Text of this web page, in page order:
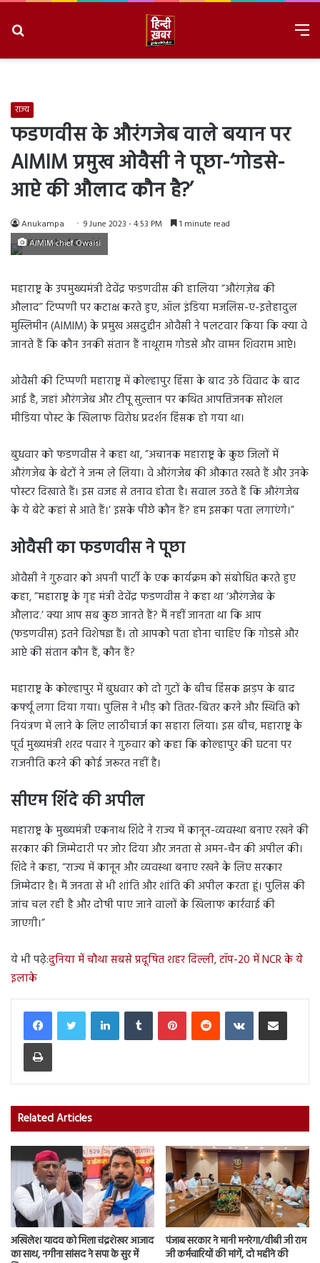
राज्य
फडणवीस के औरंगजेब वाले बयान पर
AIMIM प्रमुख ओवैसी ने पूछा-‘गोडसे-
आप्टे की औलाद कौन है?’
Anukampa 9 June 2023 - 4:53 PM 1 minute read
AIMIM chief Owaisi
महाराष्ट्र के उपमुख्यमंत्री देवेंद्र फडणवीस की हालिया “औरंगज़ेब की
औलाद” टिप्पणी पर कटाक्ष करते हुए, ऑल इंडिया मजलिस-ए-इत्तेहादुल
मुस्लिमीन (AIMIM) के प्रमुख असदुद्दीन ओवैसी ने पलटवार किया कि क्या वे
जानते हैं कि कौन उनकी संतान हैं नाथूराम गोडसे और वामन शिवराम आप्टे।
ओवैसी की टिप्पणी महाराष्ट्र में कोल्हापुर हिंसा के बाद उठे विवाद के बाद
आई है, जहां औरंगजेब और टीपू सुल्तान पर कथित आपत्तिजनक सोशल
मीडिया पोस्ट के खिलाफ विरोध प्रदर्शन हिंसक हो गया था।
बुधवार को फडणवीस ने कहा था, ”अचानक महाराष्ट्र के कुछ जिलों में
औरंगजेब के बेटों ने जन्म ले लिया। वे औरंगजेब की औकात रखते हैं और उनके
पोस्टर दिखाते हैं। इस वजह से तनाव होता है। सवाल उठते हैं कि औरंगजेब
के ये बेटे कहां से आते हैं।’ इसके पीछे कौन हैं? हम इसका पता लगाएंगे।”
ओवैसी का फडणवीस ने पूछा
ओवैसी ने गुरुवार को अपनी पार्टी के एक कार्यक्रम को संबोधित करते हुए
कहा, ”महाराष्ट्र के गृह मंत्री देवेंद्र फडणवीस ने कहा था ‘औरंगजेब के
औलाद.’ क्या आप सब कुछ जानते हैं? मैं नहीं जानता था कि आप
(फडणवीस) इतने विशेषज्ञ हैं। तो आपको पता होना चाहिए कि गोडसे और
आप्टे की संतान कौन हैं, कौन हैं?
महाराष्ट्र के कोल्हापुर में बुधवार को दो गुटों के बीच हिंसक झड़प के बाद
कर्फ्यू लगा दिया गया। पुलिस ने भीड़ को तितर-बितर करने और स्थिति को
नियंत्रण में लाने के लिए लाठीचार्ज का सहारा लिया। इस बीच, महाराष्ट्र के
पूर्व मुख्यमंत्री शरद पवार ने गुरुवार को कहा कि कोल्हापुर की घटना पर
राजनीति करने की कोई जरूरत नहीं है।
सीएम शिंदे की अपील
महाराष्ट्र के मुख्यमंत्री एकनाथ शिंदे ने राज्य में कानून-व्यवस्था बनाए रखने की
सरकार की जिम्मेदारी पर जोर दिया और जनता से अमन-चैन की अपील की।
शिंदे ने कहा, “राज्य में कानून और व्यवस्था बनाए रखने के लिए सरकार
जिम्मेदार है। मैं जनता से भी शांति और शांति की अपील करता हूं। पुलिस की
जांच चल रही है और दोषी पाए जाने वालों के खिलाफ कार्रवाई की
जाएगी।”
ये भी पढ़े:दुनिया में चौथा सबसे प्रदूषित शहर दिल्ली, टॉप-20 में NCR के ये
इलाके
LinkedInTumblr PinterestReddit VKontakteShare via Email
Print
Related Articles
अखिलेश यादव को मिला चंद्रशेखर आजाद
का साथ, नगीना सांसद ने सपा के सुर में
पंजाब सरकार ने मानी मनरेगा/वीबी जी राम
जी कर्मचारियों की मांगें, दो महीने की